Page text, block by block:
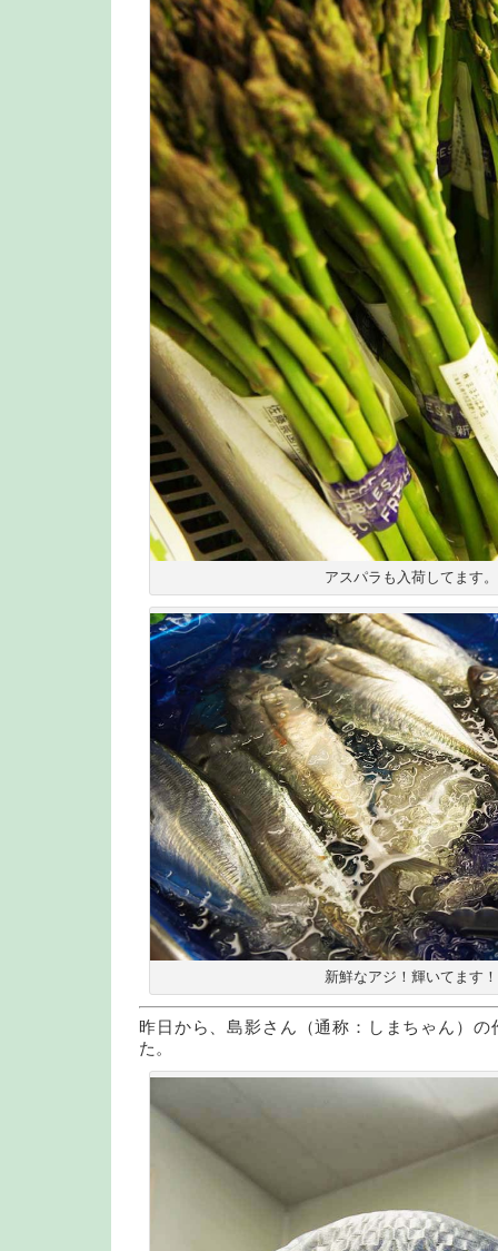
アスパラも入荷してます。
新鮮なアジ！輝いてます！
昨日から、島影さん（通称：しまちゃん）
た。